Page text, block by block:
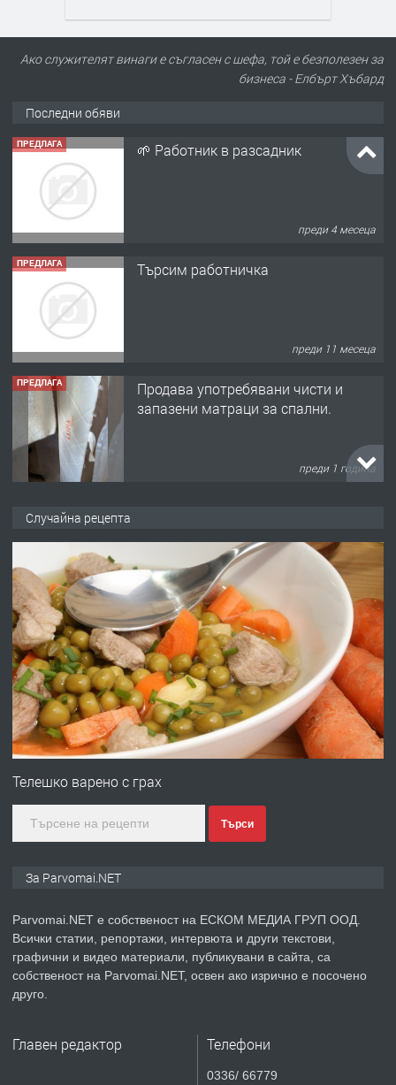
Ако служителят винаги е съгласен с шефа, той е безполезен за
бизнеса - Елбърт Хъбард
Последни обяви
ПРЕДЛАГА 🌱 Работник в разсадник
преди 4 месеца
ПРЕДЛАГА Търсим работничка
преди 11 месеца
ПРЕДЛАГА
Продава употребявани чисти и
запазени матраци за спални.
преди 1 година
преди 1 година
ПРЕДЛАГА
Първи поход "По стъпките на Ангел
Войвода"
преди 1 година
ПРЕДЛАГА
Монтажник на малки детайли за
преди 1 година
ПРЕДЛАГА
Продавам апартамент - гр.
Случайна рецепта
Телешко варено с грах
Търси
За Parvomai.NET
Parvomai.NET е собственост на ЕСКОМ МЕДИА ГРУП ООД.
Всички статии, репортажи, интервюта и други текстови,
графични и видео материали, публикувани в сайта, са
собственост на Parvomai.NET, освен ако изрично е посочено
друго.
Главен редактор Телефони
0336/ 66779